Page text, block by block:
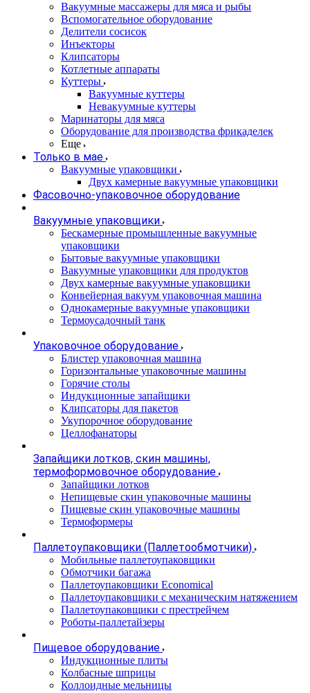
Вакуумные массажеры для мяса и рыбы
Вспомогательное оборудование
Делители сосисок
Инъекторы
Клипсаторы
Котлетные аппараты
Куттеры
Вакуумные куттеры
Невакуумные куттеры
Маринаторы для мяса
Оборудование для производства фрикаделек
Еще
Только в мае
Вакуумные упаковщики
Двух камерные вакуумные упаковщики
Фасовочно-упаковочное оборудование
Вакуумные упаковщики
Бескамерные промышленные вакуумные
упаковщики
Бытовые вакуумные упаковщики
Вакуумные упаковщики для продуктов
Двух камерные вакуумные упаковщики
Конвейерная вакуум упаковочная машина
Однокамерные вакуумные упаковщики
Термоусадочный танк
Упаковочное оборудование
Блистер упаковочная машина
Горизонтальные упаковочные машины
Горячие столы
Индукционные запайщики
Клипсаторы для пакетов
Укупорочное оборудование
Целлофанаторы
Запайщики лотков, скин машины,
термоформовочное оборудование
Запайщики лотков
Непищевые скин упаковочные машины
Пищевые скин упаковочные машины
Термоформеры
Паллетоупаковщики (Паллетообмотчики)
Мобильные паллетоупаковщики
Обмотчики багажа
Паллетоупаковщики Economical
Паллетоупаковщики с механическим натяжением
Паллетоупаковщики с престрейчем
Роботы-паллетайзеры
Пищевое оборудование
Индукционные плиты
Колбасные шприцы
Коллоидные мельницы